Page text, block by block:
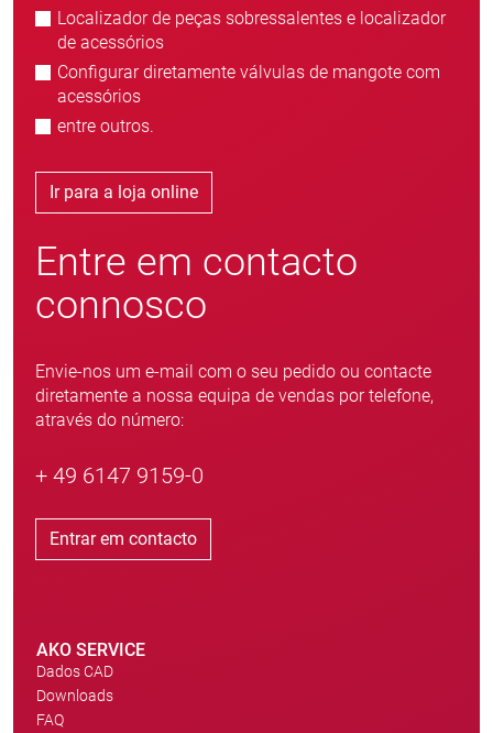
Localizador de peças sobressalentes e localizador
de acessórios
Configurar diretamente válvulas de mangote com
acessórios
entre outros.
Ir para a loja online
Entre em contacto
connosco
Envie-nos um e-mail com o seu pedido ou contacte
diretamente a nossa equipa de vendas por telefone,
através do número:
+ 49 6147 9159-0
Entrar em contacto
AKO SERVICE
Dados CAD
Downloads
FAQ